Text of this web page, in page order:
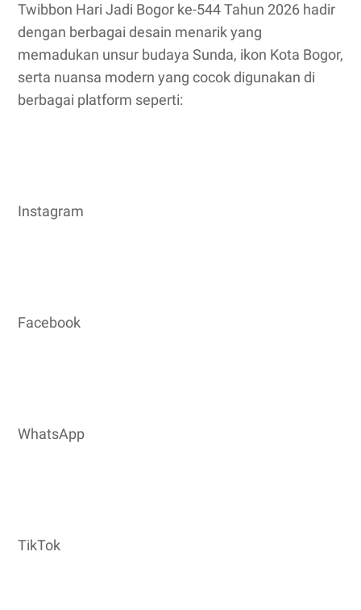
Twibbon Hari Jadi Bogor ke-544 Tahun 2026 hadir
dengan berbagai desain menarik yang
memadukan unsur budaya Sunda, ikon Kota Bogor,
serta nuansa modern yang cocok digunakan di
berbagai platform seperti:
Instagram
Facebook
WhatsApp
TikTok